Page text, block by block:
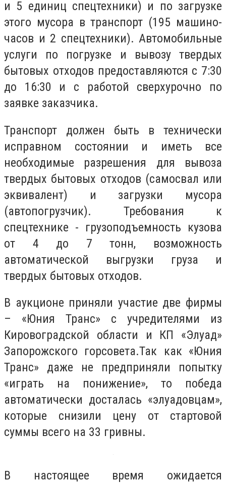
и 5 единиц спецтехники) и по загрузке
этого мусора в транспорт (195 машино-
часов и 2 спецтехники). Автомобильные
услуги по погрузке и вывозу твердых
бытовых отходов предоставляются с 7:30
до 16:30 и с работой сверхурочно по
заявке заказчика.
Транспорт должен быть в технически
исправном состоянии и иметь все
необходимые разрешения для вывоза
твердых бытовых отходов (самосвал или
эквивалент) и загрузки мусора
(автопогрузчик). Требования к
спецтехнике - грузоподъемность кузова
от 4 до 7 тонн, возможность
автоматической выгрузки груза и
твердых бытовых отходов.
В аукционе приняли участие две фирмы
– «Юния Транс» с учредителями из
Кировоградской области и КП «Элуад»
Запорожского горсовета.Так как «Юния
Транс» даже не предприняли попытку
«играть на понижение», то победа
автоматически досталась «элуадовцам»,
которые снизили цену от стартовой
суммы всего на 33 гривны.
В настоящее время ожидается